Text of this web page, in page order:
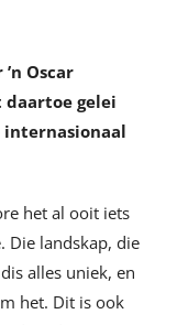
Oscar
gelei
het al ooit iets
Die landskap, die
alles uniek, en
het. Dit is ook